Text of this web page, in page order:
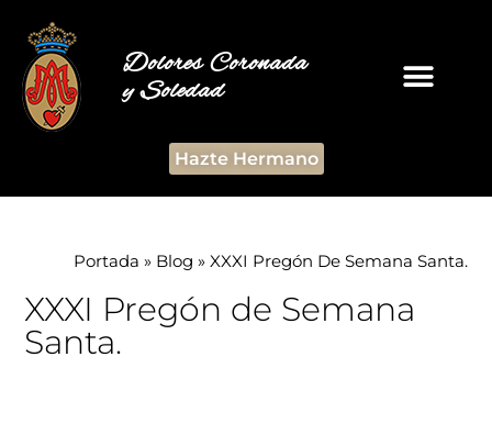
Dolores Coronada
y Soledad
Hazte Hermano
Portada » Blog » XXXI Pregón De Semana Santa.
XXXI Pregón de Semana
Santa.